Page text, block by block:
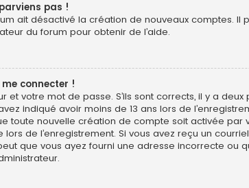
pas !
ait désactivé la création de nouveaux comptes.
du forum pour obtenir de l’aide.
connecter !
et votre mot de passe. S’ils sont corrects, il y a deux
indiqué avoir moins de 13 ans lors de
toute nouvelle création de compte soit activée
de l’enregistrement. Si vous avez reçu un
que vous ayez fourni une adresse incorrecte